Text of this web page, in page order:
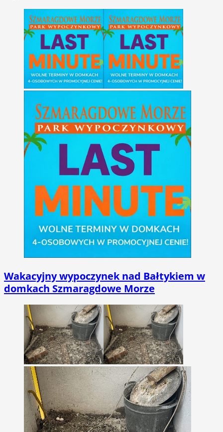
Wakacyjny wypoczynek nad Bałtykiem w
domkach Szmaragdowe Morze